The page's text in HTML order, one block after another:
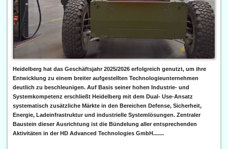
Heidelberg hat das Geschäftsjahr 2025/2026 erfolgreich genutzt, um ihre
Entwicklung zu einem breiter aufgestellten Technologieunternehmen
deutlich zu beschleunigen. Auf Basis seiner hohen Industrie- und
Systemkompetenz erschließt Heidelberg mit dem Dual- Use-Ansatz
systematisch zusätzliche Märkte in den Bereichen Defense, Sicherheit,
Energie, Ladeinfrastruktur und industrielle Systemlösungen. Zentraler
Baustein dieser Ausrichtung ist die Bündelung aller entsprechenden
Aktivitäten in der HD Advanced Technologies GmbH.......